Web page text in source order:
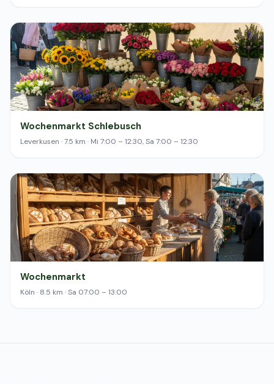
Wochenmarkt Schlebusch
Leverkusen · 7.5 km · Mi 7:00 – 12:30, Sa 7:00 – 12:30
Wochenmarkt
Köln · 8.5 km · Sa 07:00 – 13:00